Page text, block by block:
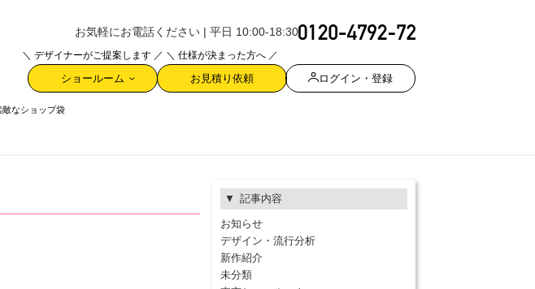
お気軽にお電話ください | 平日 10:00-18:30
＼ デザイナーがご提案します ／
ショールーム
＼ 仕様が決まった方へ ／
お見積り依頼 ログイン・登録
敵なショップ袋
記事内容
お知らせ
デザイン・流行分析
新作紹介
未分類